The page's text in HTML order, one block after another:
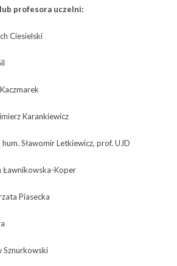
profesora uczelni:
Ciesielski
Karankiewicz
Sławomir Letkiewicz, prof. UJD
Ławnikowska-Koper
Piasecka
Sznurkowski